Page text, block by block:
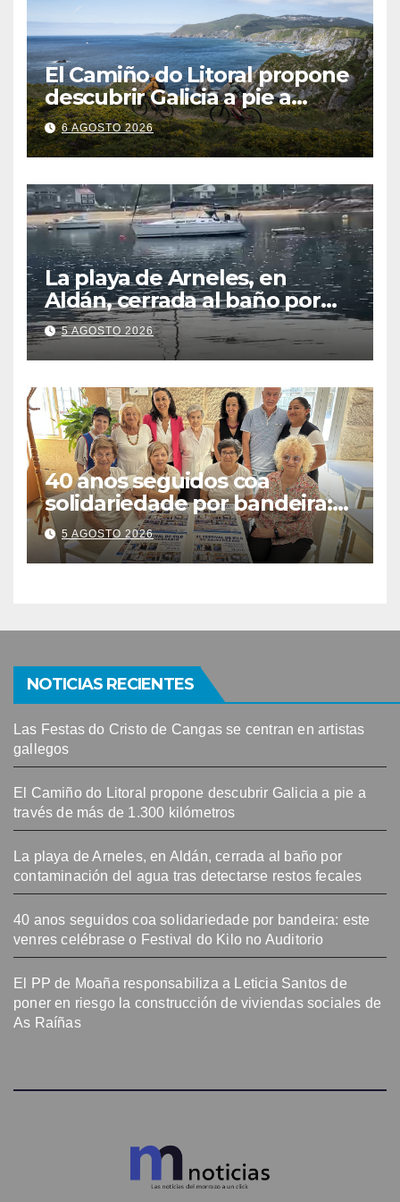
El Camiño do Litoral propone
descubrir Galicia a pie a
través de más de 1.300
kilómetros
6 AGOSTO 2026
La playa de Arneles, en
Aldán, cerrada al baño por
contaminación del agua tras
detectarse restos fecales
5 AGOSTO 2026
40 anos seguidos coa
solidariedade por bandeira:
este venres celébrase o
Festival do Kilo no Auditorio
5 AGOSTO 2026
NOTICIAS RECIENTES
Las Festas do Cristo de Cangas se centran en artistas
gallegos
El Camiño do Litoral propone descubrir Galicia a pie a
través de más de 1.300 kilómetros
La playa de Arneles, en Aldán, cerrada al baño por
contaminación del agua tras detectarse restos fecales
40 anos seguidos coa solidariedade por bandeira: este
venres celébrase o Festival do Kilo no Auditorio
El PP de Moaña responsabiliza a Leticia Santos de
poner en riesgo la construcción de viviendas sociales de
As Raíñas